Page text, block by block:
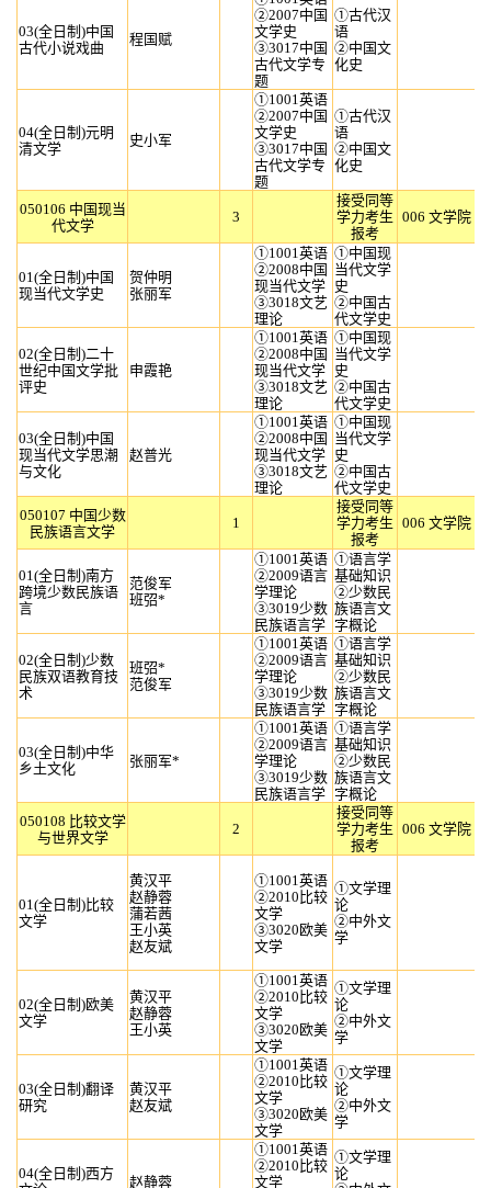
03(全日制)中国
古代小说戏曲
程国赋
②2007中国
文学史
③3017中国
古代文学专
题
①古代汉
语
②中国文
化史
04(全日制)元明
清文学
史小军
①1001英语
②2007中国
文学史
③3017中国
古代文学专
题
①古代汉
语
②中国文
化史
050106 中国现当
代文学
3
接受同等
学力考生
报考
006 文学院
01(全日制)中国
现当代文学史
贺仲明
张丽军
①1001英语
②2008中国
现当代文学
③3018文艺
理论
①中国现
当代文学
史
②中国古
代文学史
02(全日制)二十
世纪中国文学批
评史
申霞艳
①1001英语
②2008中国
现当代文学
③3018文艺
理论
①中国现
当代文学
史
②中国古
代文学史
03(全日制)中国
现当代文学思潮
与文化
赵普光
①1001英语
②2008中国
现当代文学
③3018文艺
理论
①中国现
当代文学
史
②中国古
代文学史
050107 中国少数
民族语言文学
1
接受同等
学力考生
报考
006 文学院
01(全日制)南方
跨境少数民族语
言
范俊军
班弨*
①1001英语
②2009语言
学理论
③3019少数
民族语言学
①语言学
基础知识
②少数民
族语言文
字概论
02(全日制)少数
民族双语教育技
术
班弨*
范俊军
①1001英语
②2009语言
学理论
③3019少数
民族语言学
①语言学
基础知识
②少数民
族语言文
字概论
03(全日制)中华
乡土文化
张丽军*
①1001英语
②2009语言
学理论
③3019少数
民族语言学
①语言学
基础知识
②少数民
族语言文
字概论
050108 比较文学
与世界文学
2
接受同等
学力考生
报考
006 文学院
01(全日制)比较
文学
黄汉平
赵静蓉
蒲若茜
王小英
赵友斌
①1001英语
②2010比较
文学
③3020欧美
文学
①文学理
论
②中外文
学
02(全日制)欧美
文学
黄汉平
赵静蓉
王小英
①1001英语
②2010比较
文学
③3020欧美
文学
①文学理
论
②中外文
学
03(全日制)翻译
研究
黄汉平
赵友斌
①1001英语
②2010比较
文学
③3020欧美
文学
①文学理
论
②中外文
学
04(全日制)西方
赵静蓉
①1001英语
②2010比较
文学
①文学理
论